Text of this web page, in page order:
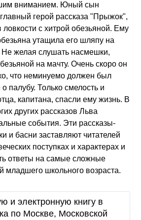
вниманием. Юный сын
герой рассказа "Прыжок",
с хитрой обезьяной. Ему
утащила его шляпу на
Не желая слушать насмешки,
на мачту. Очень скоро он
что неминуемо должен был
о палубу. Только смелость и
капитана, спасли ему жизнь. В
других рассказов Льва
события. Эти рассказы-
и басни заставляют читателей
поступках и характерах и
ответы на самые сложные
младшего школьного возраста.
и электронную книгу в
по Москве, Московской